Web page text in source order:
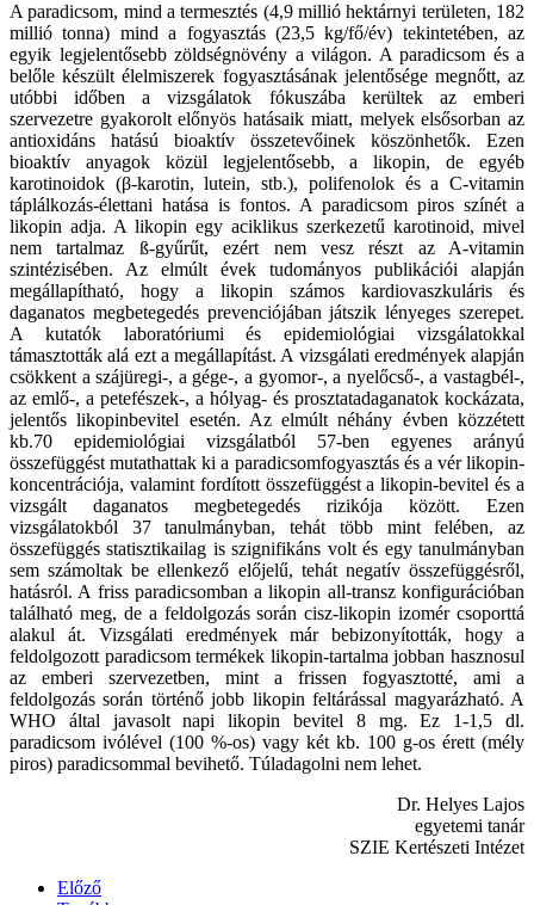
A paradicsom, mind a termesztés (4,9 millió hektárnyi területen, 182
millió tonna) mind a fogyasztás (23,5 kg/fő/év) tekintetében, az
egyik legjelentősebb zöldségnövény a világon. A paradicsom és a
belőle készült élelmiszerek fogyasztásának jelentősége megnőtt, az
utóbbi időben a vizsgálatok fókuszába kerültek az emberi
szervezetre gyakorolt előnyös hatásaik miatt, melyek elsősorban az
antioxidáns hatású bioaktív összetevőinek köszönhetők. Ezen
bioaktív anyagok közül legjelentősebb, a likopin, de egyéb
karotinoidok (β-karotin, lutein, stb.), polifenolok és a C-vitamin
táplálkozás-élettani hatása is fontos. A paradicsom piros színét a
likopin adja. A likopin egy aciklikus szerkezetű karotinoid, mivel
nem tartalmaz ß-gyűrűt, ezért nem vesz részt az A-vitamin
szintézisében. Az elmúlt évek tudományos publikációi alapján
megállapítható, hogy a likopin számos kardiovaszkuláris és
daganatos megbetegedés prevenciójában játszik lényeges szerepet.
A kutatók laboratóriumi és epidemiológiai vizsgálatokkal
támasztották alá ezt a megállapítást. A vizsgálati eredmények alapján
csökkent a szájüregi-, a gége-, a gyomor-, a nyelőcső-, a vastagbél-,
az emlő-, a petefészek-, a hólyag- és prosztatadaganatok kockázata,
jelentős likopinbevitel esetén. Az elmúlt néhány évben közzétett
kb.70 epidemiológiai vizsgálatból 57-ben egyenes arányú
összefüggést mutathattak ki a paradicsomfogyasztás és a vér likopin-
koncentrációja, valamint fordított összefüggést a likopin-bevitel és a
vizsgált daganatos megbetegedés rizikója között. Ezen
vizsgálatokból 37 tanulmányban, tehát több mint felében, az
összefüggés statisztikailag is szignifikáns volt és egy tanulmányban
sem számoltak be ellenkező előjelű, tehát negatív összefüggésről,
hatásról. A friss paradicsomban a likopin all-transz konfigurációban
található meg, de a feldolgozás során cisz-likopin izomér csoporttá
alakul át. Vizsgálati eredmények már bebizonyították, hogy a
feldolgozott paradicsom termékek likopin-tartalma jobban hasznosul
az emberi szervezetben, mint a frissen fogyasztotté, ami a
feldolgozás során történő jobb likopin feltárással magyarázható. A
WHO által javasolt napi likopin bevitel 8 mg. Ez 1-1,5 dl.
paradicsom ivólével (100 %-os) vagy két kb. 100 g-os érett (mély
piros) paradicsommal bevihető. Túladagolni nem lehet.
Dr. Helyes Lajos
egyetemi tanár
SZIE Kertészeti Intézet
Előző